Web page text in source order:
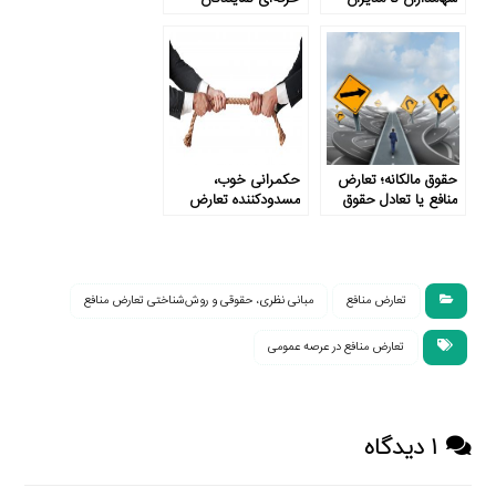
حقوق مالکانه؛ تعارض
منافع یا تعادل حقوق
حکمرانی خوب،
مسدودکننده تعارض
تعارض منافع مبانی نظری، حقوقی و روش‌شناختی تعارض منافع
تعارض منافع در عرصه عمومی
۱ دیدگاه